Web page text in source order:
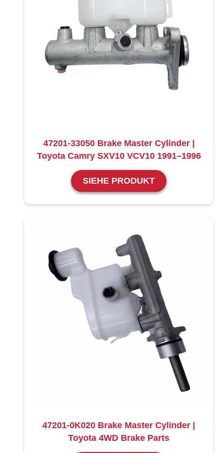
47201-33050 Brake Master Cylinder |
Toyota Camry SXV10 VCV10 1991–1996
SIEHE PRODUKT
47201-0K020 Brake Master Cylinder |
Toyota 4WD Brake Parts